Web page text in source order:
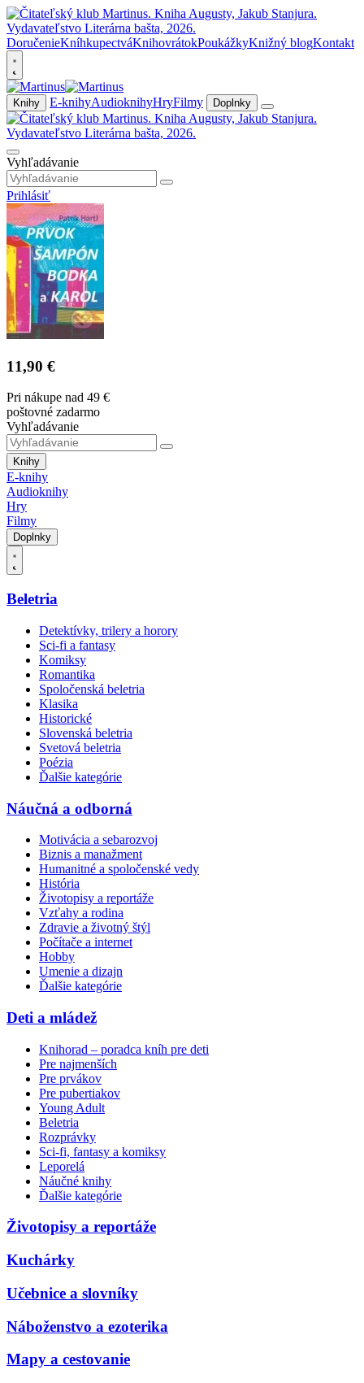
DoručenieKníhkupectváKnihovrátokPoukážkyKnižný blogKontakt
Knihy E-knihyAudioknihyHryFilmy Doplnky
Vyhľadávanie
Prihlásiť
11,90 €
Pri nákupe nad 49 €
poštovné zadarmo
Vyhľadávanie
Knihy
E-knihy
Audioknihy
Hry
Filmy
Doplnky
Beletria
Detektívky, trilery a horory
Sci-fi a fantasy
Komiksy
Romantika
Spoločenská beletria
Klasika
Historické
Slovenská beletria
Svetová beletria
Poézia
Ďalšie kategórie
Náučná a odborná
Motivácia a sebarozvoj
Biznis a manažment
Humanitné a spoločenské vedy
História
Životopisy a reportáže
Vzťahy a rodina
Zdravie a životný štýl
Počítače a internet
Hobby
Umenie a dizajn
Ďalšie kategórie
Deti a mládež
Knihorad – poradca kníh pre deti
Pre najmenších
Pre prvákov
Pre pubertiakov
Young Adult
Beletria
Rozprávky
Sci-fi, fantasy a komiksy
Leporelá
Náučné knihy
Ďalšie kategórie
Životopisy a reportáže
Kuchárky
Učebnice a slovníky
Náboženstvo a ezoterika
Mapy a cestovanie